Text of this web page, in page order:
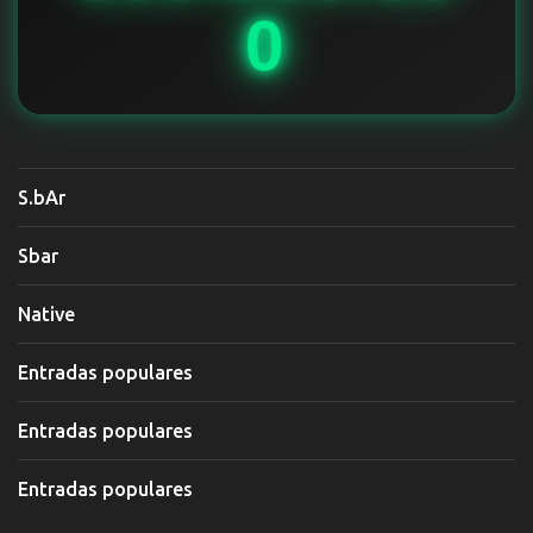
0
S.bAr
Sbar
Native
Entradas populares
Entradas populares
Entradas populares